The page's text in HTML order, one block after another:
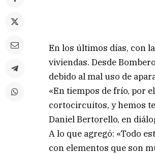
En los últimos días, con
viviendas. Desde
debido al mal uso de
«En tiempos de frío, por
cortocircuitos, y hemos
Daniel Bertorello, en
A lo que agregó: «Todo
con elementos que son